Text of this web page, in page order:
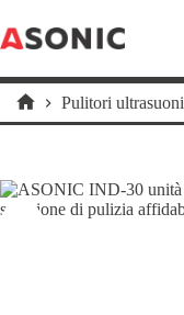
al
contenuto
Home
Pulitori ultrasuoni